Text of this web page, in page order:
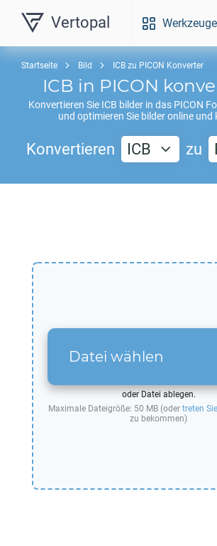
Vertopal Werkzeuge
Startseite Bild ICB zu PICON Konverter
ICB in PICON
Konvertieren Sie ICB bilder in das PICON
und optimieren Sie bilder online und
Konvertieren ICB zu
Datei wählen
oder Datei ablegen.
Maximale Dateigröße: 50 MB (oder treten
zu bekommen)